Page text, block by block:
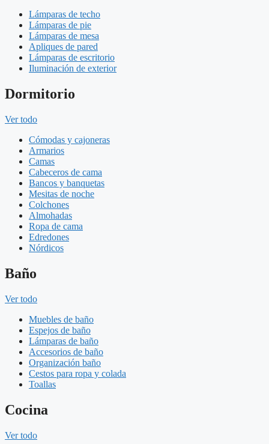
Lámparas de techo
Lámparas de pie
Lámparas de mesa
Apliques de pared
Lámparas de escritorio
Iluminación de exterior
Dormitorio
Ver todo
Cómodas y cajoneras
Armarios
Camas
Cabeceros de cama
Bancos y banquetas
Mesitas de noche
Colchones
Almohadas
Ropa de cama
Edredones
Nórdicos
Baño
Ver todo
Muebles de baño
Espejos de baño
Lámparas de baño
Accesorios de baño
Organización baño
Cestos para ropa y colada
Toallas
Cocina
Ver todo